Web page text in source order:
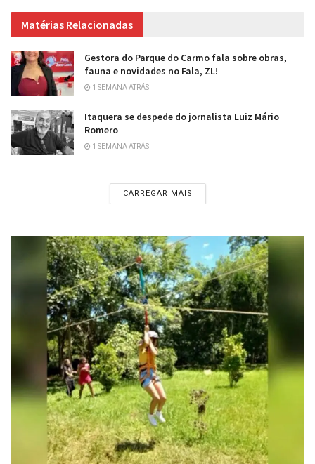
Matérias Relacionadas
Gestora do Parque do Carmo fala sobre obras,
fauna e novidades no Fala, ZL!
1 SEMANA ATRÁS
Itaquera se despede do jornalista Luiz Mário
Romero
1 SEMANA ATRÁS
CARREGAR MAIS